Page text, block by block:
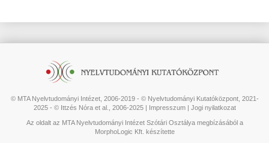
© MTA Nyelvtudományi Intézet, 2006-2019 - © Nyelvtudományi Kutatóközpont, 2021-
2025 - © Ittzés Nóra et al., 2006-2025 | Impresszum| Jogi nyilatkozat
Az oldalt az MTA Nyelvtudományi Intézet Szótári Osztálya megbízásából a
MorphoLogic Kft. készítette